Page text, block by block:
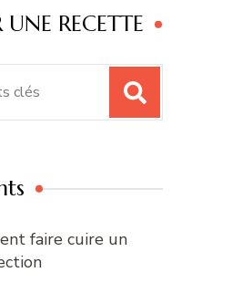
UNE RECETTE
faire cuire un